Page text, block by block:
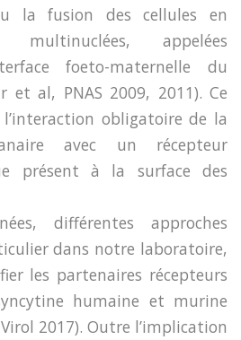
la fusion des cellules en
multinuclées, appelées
foeto-maternelle du
et al, PNAS 2009, 2011). Ce
l’interaction obligatoire de la
avec un récepteur
présent à la surface des
différentes approches
dans notre laboratoire,
les partenaires récepteurs
humaine et murine
2017). Outre l’implication